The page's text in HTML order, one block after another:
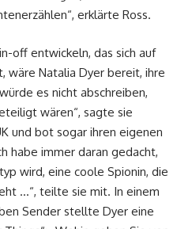
erklärte Ross.
off entwickeln, das sich auf
wäre Natalia Dyer bereit, ihre
es nicht abschreiben,
wären“, sagte sie
und bot sogar ihren eigenen
habe immer daran gedacht,
wird, eine coole Spionin, die
…“, teilte sie mit. In einem
Sender stellte Dyer eine